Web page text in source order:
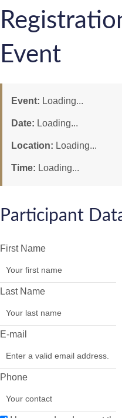
Event
Event: Loading...
Date: Loading...
Location: Loading...
Time: Loading...
Participant
First Name
Last Name
E-mail
Phone